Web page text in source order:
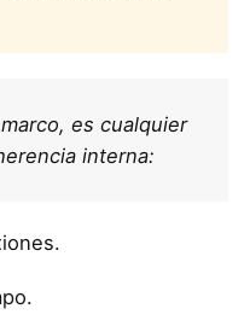
es cualquier
interna: